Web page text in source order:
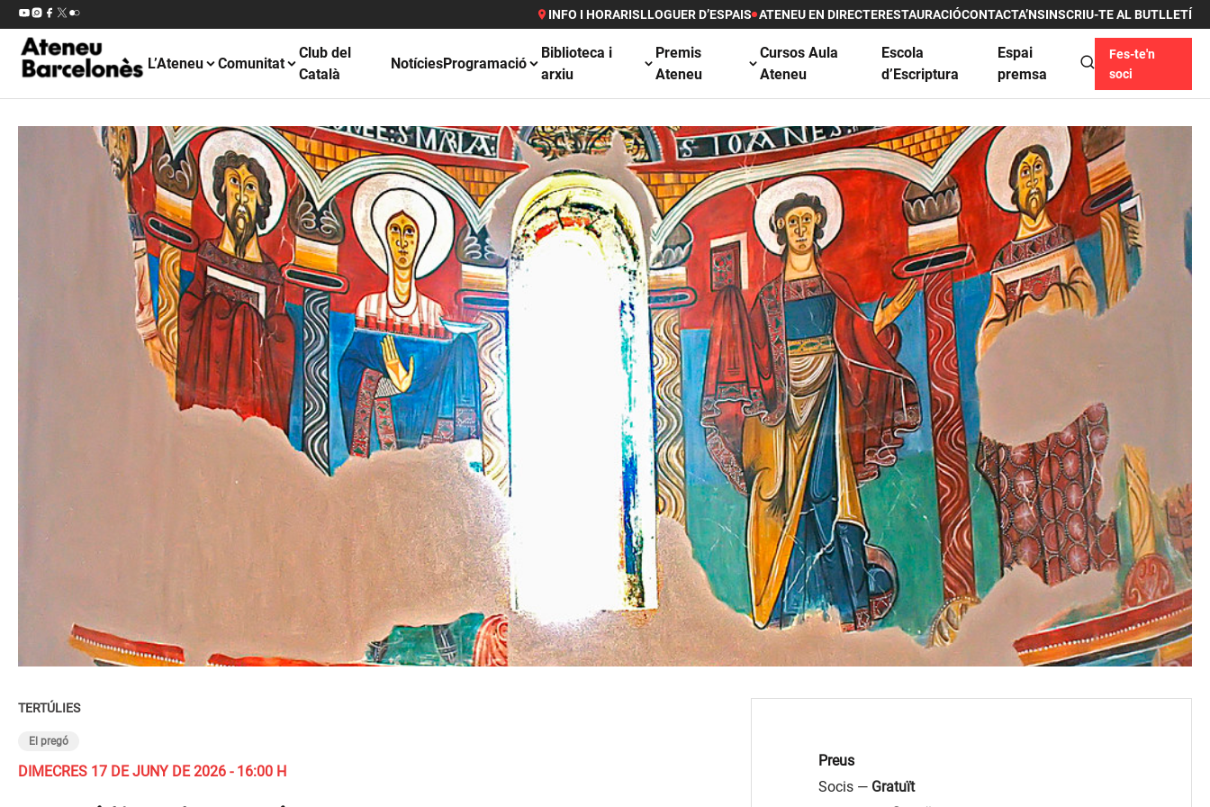
INFO I HORARISLLOGUER D’ESPAIS ATENEU EN DIRECTERESTAURACIÓCONTACTA’NSINSCRIU-TE AL BUTLLETÍ
L’Ateneu Comunitat
Club del
Català
NotíciesProgramació
Biblioteca i
arxiu
Premis
Ateneu
Cursos Aula
Ateneu
Escola
d’Escriptura
Espai
premsa
Fes-te'n
soci
TERTÚLIES
El pregó
DIMECRES 17 DE JUNY DE 2026 - 16:00 H
Preus
Socis — Gratuït